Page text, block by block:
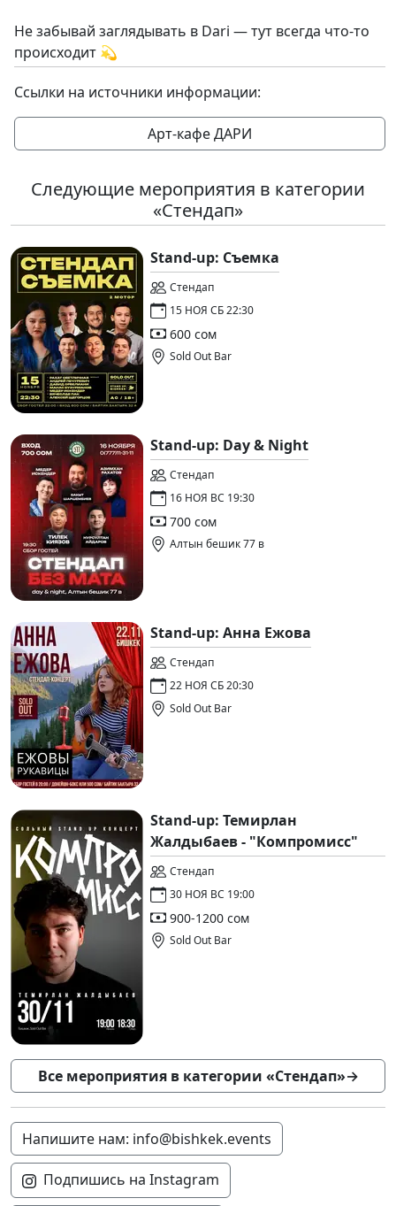
Не забывай заглядывать в Dari — тут всегда что-то
происходит 💫
Ссылки на источники информации:
Арт-кафе ДАРИ
Следующие мероприятия в категории
«Стендап»
Stand-up: Съемка
Стендап
15 НОЯ СБ 22:30
600 сом
Sold Out Bar
Stand-up: Day & Night
Стендап
16 НОЯ ВС 19:30
700 сом
Алтын бешик 77 в
Stand-up: Анна Ежова
Стендап
22 НОЯ СБ 20:30
Sold Out Bar
Stand-up: Темирлан
Жалдыбаев - "Компромисс"
Стендап
30 НОЯ ВС 19:00
900-1200 сом
Sold Out Bar
Все мероприятия в категории «Стендап»→
Напишите нам: info@bishkek.events
Подпишись на Instagram